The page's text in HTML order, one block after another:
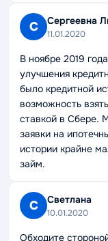
С Сергеевна
11.01.2020
В ноябре 2019
улучшения
было кредитной
возможность
ставкой в Сбере.
заявки на
истории крайне
займ.
С Светлана
10.01.2020
Обходите